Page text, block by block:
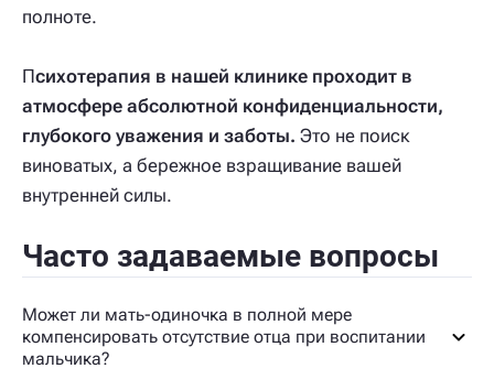
полноте.
Психотерапия в нашей клинике проходит в
атмосфере абсолютной конфиденциальности,
глубокого уважения и заботы. Это не поиск
виноватых, а бережное взращивание вашей
внутренней силы.
Часто задаваемые вопросы
Может ли мать-одиночка в полной мере
компенсировать отсутствие отца при воспитании
мальчика?